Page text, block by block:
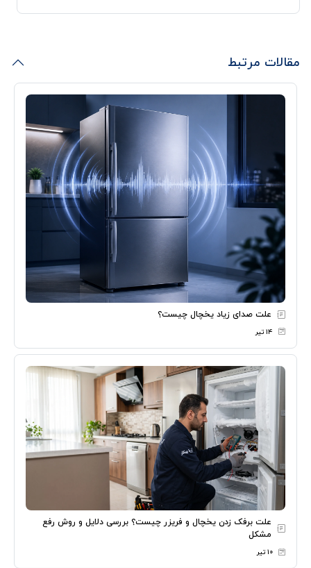
مقالات مرتبط
علت صدای زیاد یخچال چیست؟
۱۴ تیر
علت برفک زدن یخچال و فریزر چیست؟ بررسی دلایل و روش رفع
مشکل
۱۰ تیر